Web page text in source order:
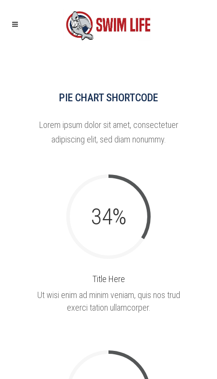
PIE CHART SHORTCODE
Lorem ipsum dolor sit amet, consectetuer
adipiscing elit, sed diam nonummy.
34%
Title Here
Ut wisi enim ad minim veniam, quis nos trud
exerci tation ullamcorper.